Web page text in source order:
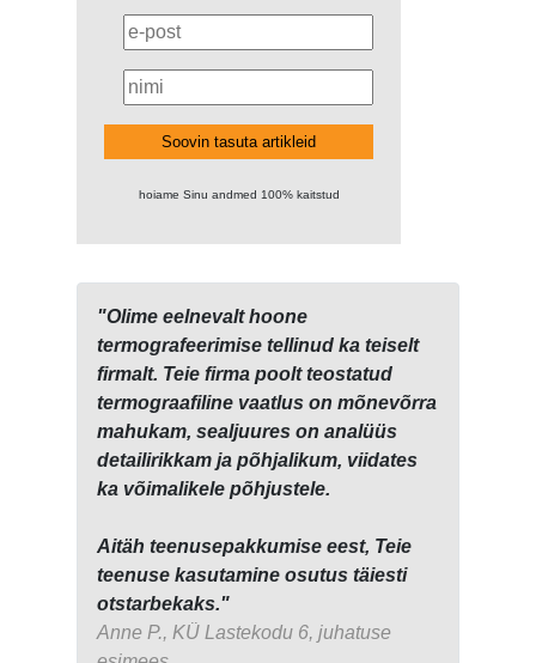
"Olime eelnevalt hoone
termografeerimise tellinud ka teiselt
firmalt. Teie firma poolt teostatud
termograafiline vaatlus on mõnevõrra
mahukam, sealjuures on analüüs
detailirikkam ja põhjalikum, viidates
ka võimalikele põhjustele.
Aitäh teenusepakkumise eest, Teie
teenuse kasutamine osutus täiesti
otstarbekaks."
Anne P., KÜ Lastekodu 6, juhatuse
Soovin tasuta artikleid
hoiame Sinu andmed 100% kaitstud